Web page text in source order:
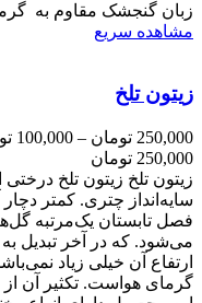
زبان گنجشک مقاوم به
مشاهده سریع
زیتون تلخ
250,000 تومان –
100,000
250,000 تومان
زیتون تلخ زیتون تلخ
سایه‌انداز چتری. کمتر
فصل تابستان یک‌مرتبه
می‌شود. که در آخر تبدیل
ارتفاع آن خیلی زیاد
گرمای هواست. تکثیر آن